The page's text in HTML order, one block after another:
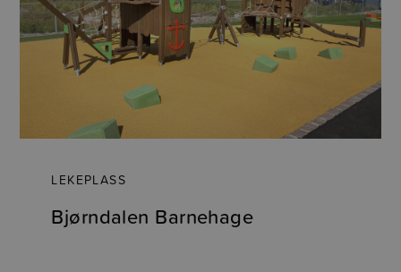
LEKEPLASS
Bjørndalen Barnehage